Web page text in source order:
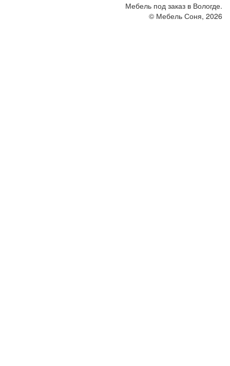
Мебель под заказ в Вологде.
© Мебель Соня, 2026